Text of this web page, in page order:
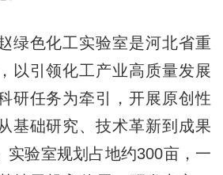
色化工实验室是河北省重
以引领化工产业高质量发展
研任务为牵引，开展原创性
基础研究、技术革新到成果
实验室规划占地约300亩，一